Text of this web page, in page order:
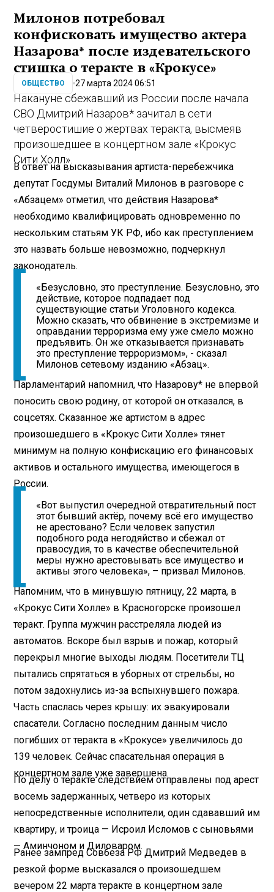
Милонов потребовал
конфисковать имущество актера
Назарова* после издевательского
стишка о теракте в «Крокусе»
ОБЩЕСТВО 27 марта 2024 06:51
Накануне сбежавший из России после начала
СВО Дмитрий Назаров* зачитал в сети
четверостишие о жертвах теракта, высмеяв
произошедшее в концертном зале «Крокус
Сити Холл».
В ответ на высказывания артиста-перебежчика
депутат Госдумы Виталий Милонов в разговоре с
«Абзацем» отметил, что действия Назарова*
необходимо квалифицировать одновременно по
нескольким статьям УК РФ, ибо как преступлением
это назвать больше невозможно, подчеркнул
законодатель.
«Безусловно, это преступление. Безусловно, это
действие, которое подпадает под
существующие статьи Уголовного кодекса.
Можно сказать, что обвинение в экстремизме и
оправдании терроризма ему уже смело можно
предъявить. Он же отказывается признавать
это преступление терроризмом», - сказал
Милонов сетевому изданию «Абзац».
Парламентарий напомнил, что Назарову* не впервой
поносить свою родину, от которой он отказался, в
соцсетях. Сказанное же артистом в адрес
произошедшего в «Крокус Сити Холле» тянет
минимум на полную конфискацию его финансовых
активов и остального имущества, имеющегося в
России.
«Вот выпустил очередной отвратительный пост
этот бывший актёр, почему всё его имущество
не арестовано? Если человек запустил
подобного рода негодяйство и сбежал от
правосудия, то в качестве обеспечительной
меры нужно арестовывать все имущество и
активы этого человека», – призвал Милонов.
Напомним, что в минувшую пятницу, 22 марта, в
«Крокус Сити Холле» в Красногорске произошел
теракт. Группа мужчин расстреляла людей из
автоматов. Вскоре был взрыв и пожар, который
перекрыл многие выходы людям. Посетители ТЦ
пытались спрятаться в уборных от стрельбы, но
потом задохнулись из-за вспыхнувшего пожара.
Часть спаслась через крышу: их эвакуировали
спасатели. Согласно последним данным число
погибших от теракта в «Крокусе» увеличилось до
139 человек. Сейчас спасательная операция в
концертном зале уже завершена.
По делу о теракте следствием отправлены под арест
восемь задержанных, четверо из которых
непосредственные исполнители, один сдававший им
квартиру, и троица — Исроил Исломов с сыновьями
— Аминчоном и Диловаром.
Ранее зампред Совбеза РФ Дмитрий Медведев в
резкой форме высказался о произошедшем
вечером 22 марта теракте в концертном зале